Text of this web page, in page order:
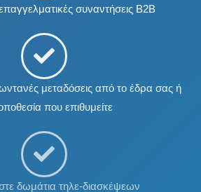
συναντήσεις B2B
μεταδόσεις από το έδρα σας ή
που επιθυμείτε
δωμάτια τηλε-διασκέψεων